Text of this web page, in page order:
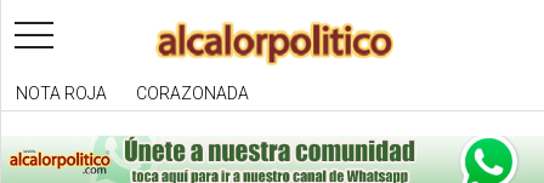
toggle
navigation
NOTA ROJA CORAZONADA